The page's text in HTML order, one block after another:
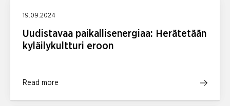
19.09.2024
Uudistavaa paikallisenergiaa: Herätetään
kyläilykultturi eroon
Read more